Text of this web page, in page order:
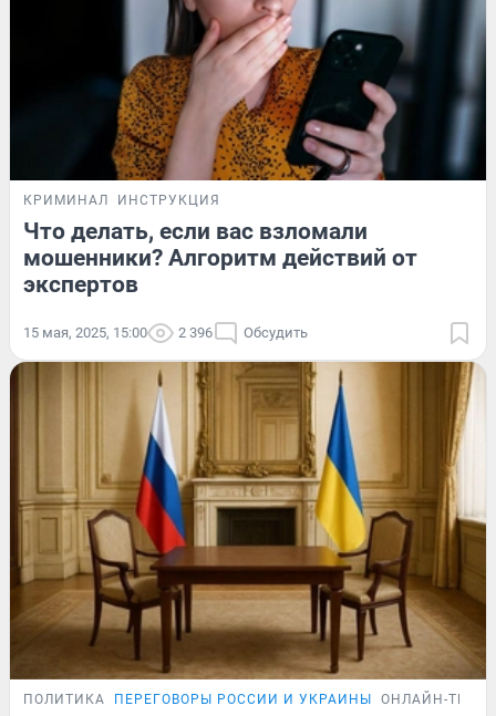
КРИМИНАЛ ИНСТРУКЦИЯ
Что делать, если вас взломали
мошенники? Алгоритм действий от
экспертов
15 мая, 2025, 15:00 2 396 Обсудить
ПОЛИТИКА ПЕРЕГОВОРЫ РОССИИ И УКРАИНЫ ОНЛАЙН-